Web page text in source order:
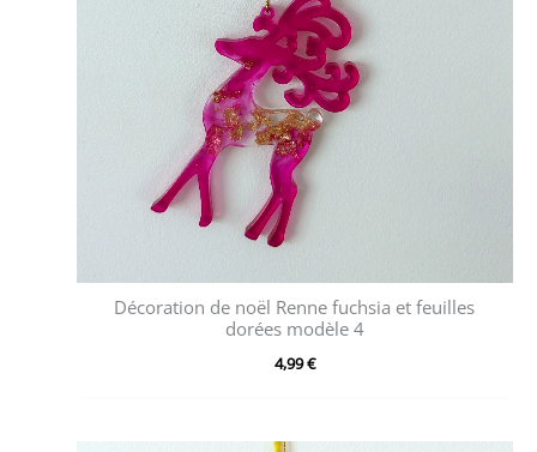
Décoration de noël Renne fuchsia et feuilles
dorées modèle 4
4,99€